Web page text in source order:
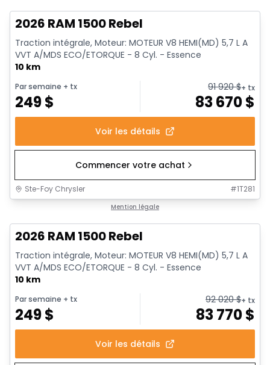
2026 RAM 1500 Rebel
Traction intégrale, Moteur: MOTEUR V8 HEMI(MD) 5,7 L A
VVT A/MDS ECO/ETORQUE - 8 Cyl. - Essence
10 km
Par semaine + tx
249$
91 920$+ tx
83 670$
Voir les détails
Commencer votre achat
Ste-Foy Chrysler #1T281
Mention légale
2026 RAM 1500 Rebel
Traction intégrale, Moteur: MOTEUR V8 HEMI(MD) 5,7 L A
VVT A/MDS ECO/ETORQUE - 8 Cyl. - Essence
10 km
Par semaine + tx
249$
92 020$+ tx
83 770$
Voir les détails